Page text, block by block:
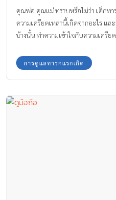
คุณพ่อ คุณแม่ ทราบหรือไม่ว่า เด็กทา
ความเครียดเหล่านี้เกิดจากอะไร แ
บ้างนั้น ทำความเข้าใจกับความเครีย
การดูแลทารกแรกเกิด